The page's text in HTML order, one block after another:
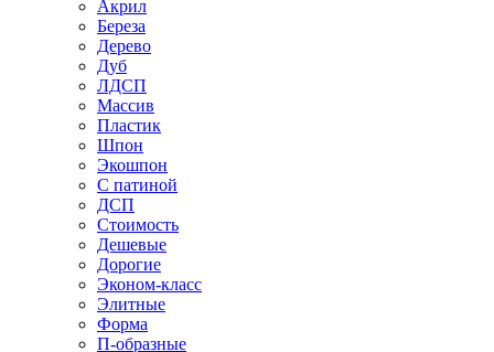
Акрил
Береза
Дерево
Дуб
ЛДСП
Массив
Пластик
Шпон
Экошпон
С патиной
ДСП
Стоимость
Дешевые
Дорогие
Эконом-класс
Элитные
Форма
П-образные